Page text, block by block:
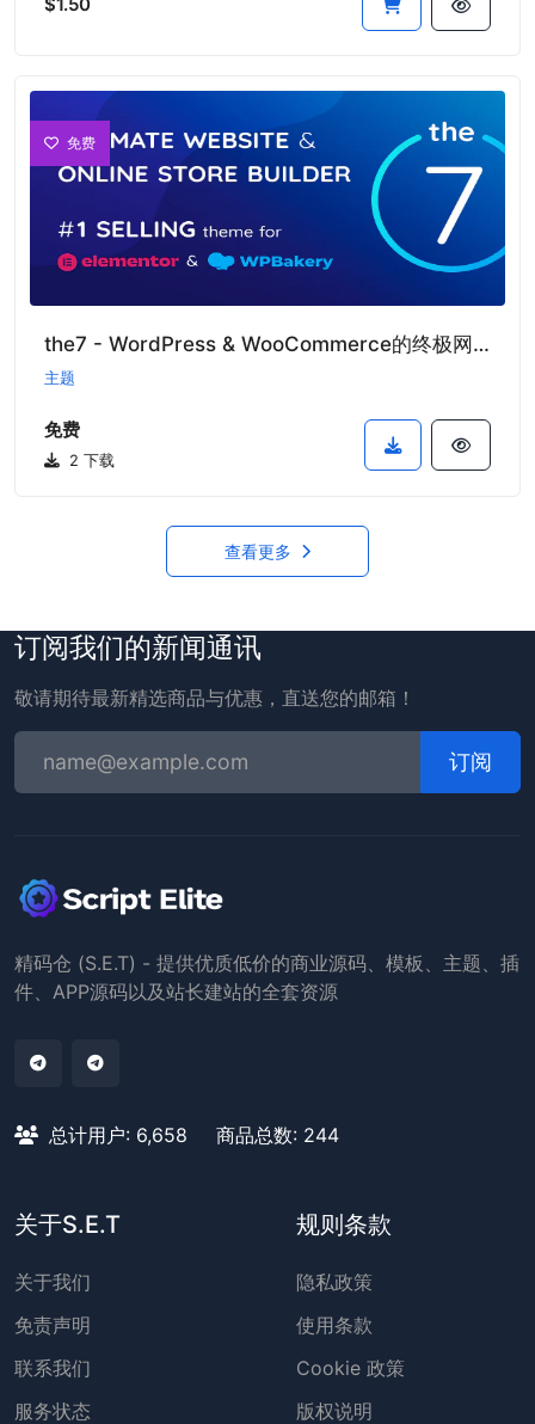
$1.50
免费
the7 - WordPress & WooCommerce的终极网站和在线商店构建器
主题
免费
2 下载
查看更多
订阅我们的新闻通讯
敬请期待最新精选商品与优惠，直送您的邮箱！
订阅
精码仓 (S.E.T) - 提供优质低价的商业源码、模板、主题、插
件、APP源码以及站长建站的全套资源
总计用户: 6,658 商品总数: 244
关于S.E.T
关于我们
免责声明
联系我们
服务状态
规则条款
隐私政策
使用条款
Cookie 政策
版权说明